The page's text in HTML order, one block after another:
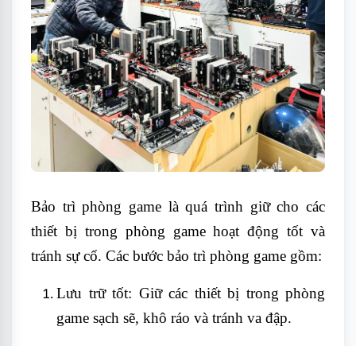
Bảo trì phòng game là quá trình giữ cho các
thiết bị trong phòng game hoạt động tốt và
tránh sự cố. Các bước bảo trì phòng game gồm:
Lưu trữ tốt: Giữ các thiết bị trong phòng
game sạch sẽ, khô ráo và tránh va đập.